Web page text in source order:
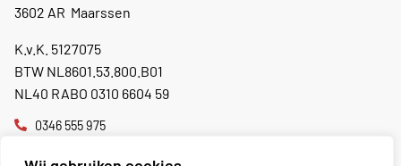
3602 AR Maarssen
K.v.K. 5127075
BTW NL8601.53.800.B01
NL40 RABO 0310 6604 59
0346 555 975